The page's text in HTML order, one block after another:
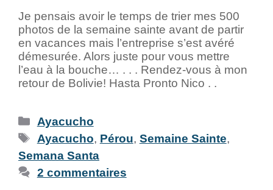
Je pensais avoir le temps de trier mes 500
photos de la semaine sainte avant de partir
en vacances mais l’entreprise s’est avéré
démesurée. Alors juste pour vous mettre
l’eau à la bouche… . . . Rendez-vous à mon
retour de Bolivie! Hasta Pronto Nico . .
Ayacucho
Ayacucho, Pérou, Semaine Sainte,
Semana Santa
2 commentaires